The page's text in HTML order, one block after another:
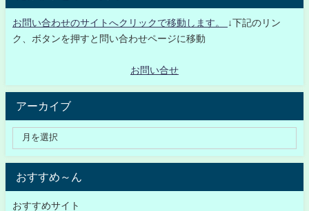
お問い合わせのサイトへクリックで移動します。
↓下記のリン
ク、ボタンを押すと問い合わせページに移動
お問い合せ
アーカイブ
おすすめ～ん
おすすめサイト